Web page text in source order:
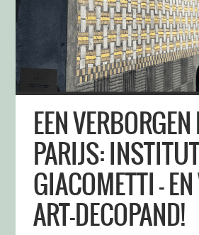
EEN
PARIJS:
GIACOMETTI –
ART-DECOPAND!